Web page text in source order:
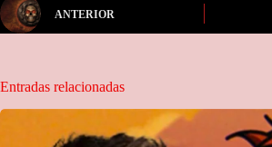
ANTERIOR
Entradas relacionadas